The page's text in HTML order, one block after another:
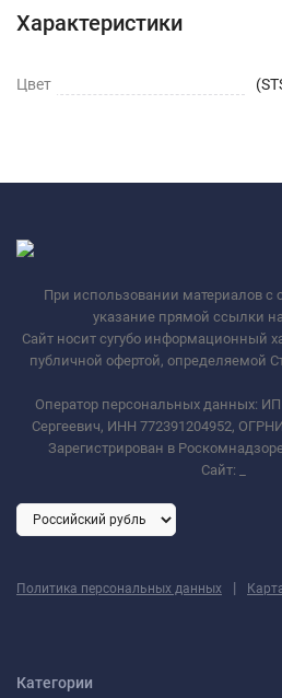
Характеристики
Цвет
При использовании материалов с
указание прямой ссылки
Сайт носит сугубо информационный
публичной офертой, определяемой
Оператор персональных данных:
Сергеевич, ИНН 772391204952,
Зарегистрирован в
Сайт:
Политика персональных данных |
Категории